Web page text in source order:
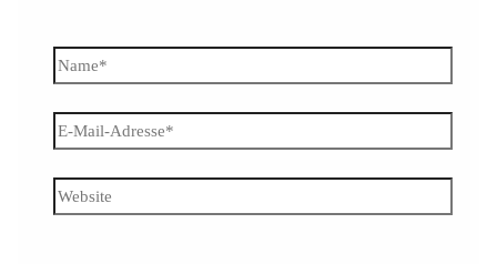
Name*
E-
Adresse*
Website